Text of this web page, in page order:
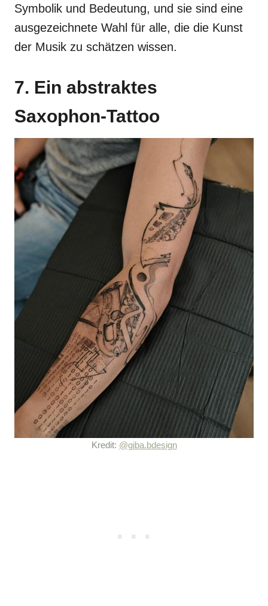
Symbolik und Bedeutung, und sie sind eine
ausgezeichnete Wahl für alle, die die Kunst
der Musik zu schätzen wissen.
7. Ein abstraktes
Saxophon-Tattoo
Kredit: @giba.bdesign